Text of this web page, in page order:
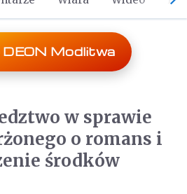
DEON Modlitwa
w sprawie
o romans i
środków